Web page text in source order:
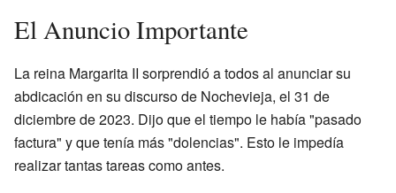
El Anuncio Importante
La reina Margarita II sorprendió a todos al anunciar su
abdicación en su discurso de Nochevieja, el 31 de
diciembre de 2023. Dijo que el tiempo le había "pasado
factura" y que tenía más "dolencias". Esto le impedía
realizar tantas tareas como antes.